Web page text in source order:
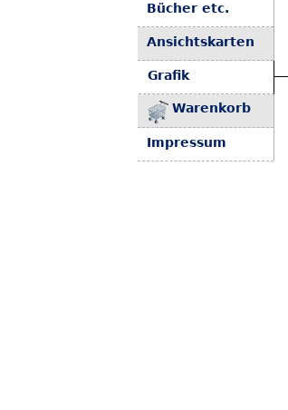
Bücher etc.
Ansichtskarten
Grafik
Warenkorb
Impressum